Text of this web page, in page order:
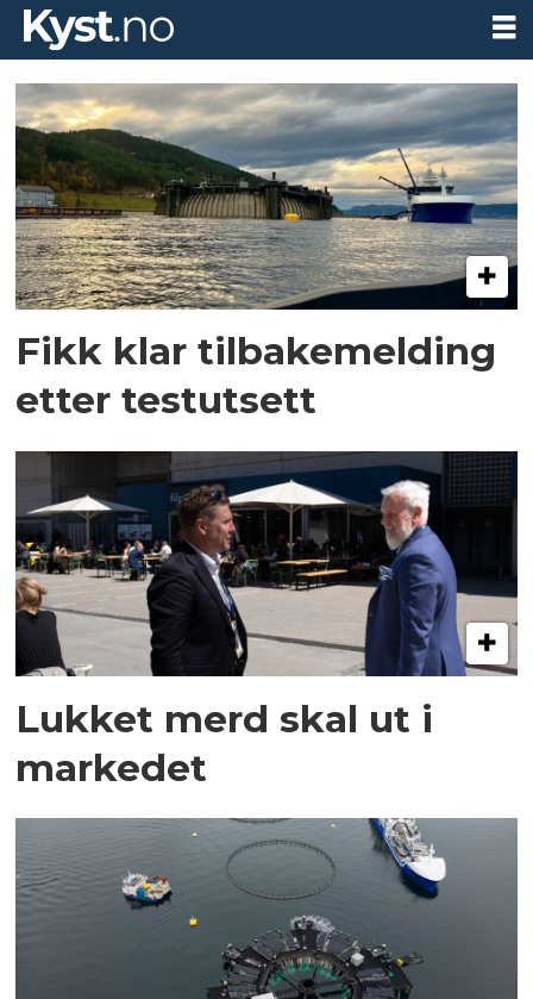
Tag:
marine
donut
Fikk klar tilbakemelding
etter testutsett
Lukket merd skal ut i
markedet